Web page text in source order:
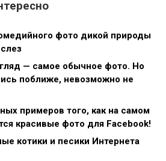
фото дикой природы
— самое обычное фото. Но
поближе, невозможно не
примеров того, как на самом
красивые фото для Facebook!
котики и песики Интернета